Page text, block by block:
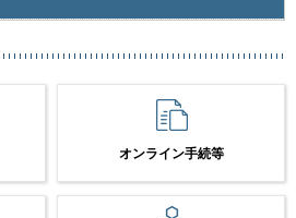
オンライン手続等